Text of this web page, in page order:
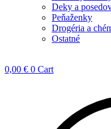
Deky a
Peňaženky
Drogéria a
Ostatné
0,00 € 0 Cart